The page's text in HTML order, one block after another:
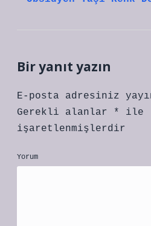
Bir yanıt yazın
E-posta adresiniz
Gerekli alanlar
*
ile
işaretlenmişlerdir
Yorum